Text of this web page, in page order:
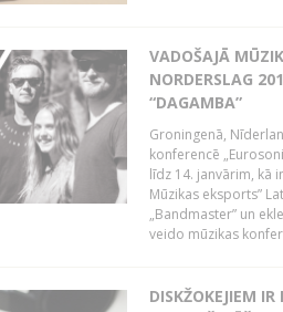
VADOŠAJĀ
NORDERSLAG
“DAGAMBA”
Groningenā,
konferencē
līdz 14. janvārim, kā
Mūzikas eksports”
„Bandmaster” un
veido mūzikas
DISKŽOKEJIEM